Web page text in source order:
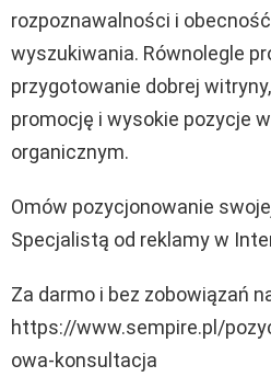
rozpoznawalności i
wyszukiwania. Równolegle
przygotowanie dobrej
promocję i wysokie pozycje
organicznym.
Omów pozycjonowanie
Specjalistą od reklamy w
Za darmo i bez zobowiązań
https://www.sempire.pl/
owa-konsultacja